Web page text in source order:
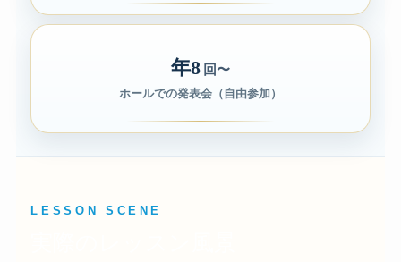
年8 回〜
ホールでの発表会（自由参加）
LESSON SCENE